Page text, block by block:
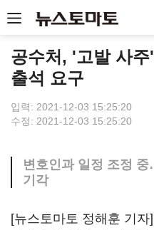
공수처, '고발 사
출석 요구
입력: 2021-12-03 15:25:20
수정: 2021-12-03 15:25:20
변호인과 일정 조정
기각
[뉴스토마토 정해훈 기